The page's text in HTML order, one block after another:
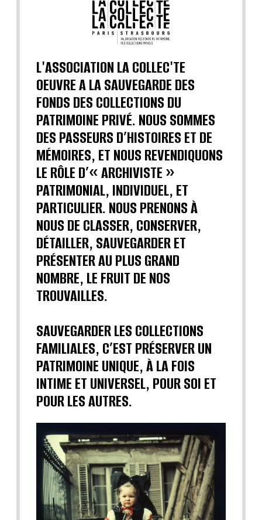
L'ASSOCIATION LA COLLEC'TE
OEUVRE A LA SAUVEGARDE DES
FONDS DES COLLECTIONS DU
PATRIMOINE PRIVÉ. NOUS SOMMES
DES PASSEURS D’HISTOIRES ET DE
MÉMOIRES, ET NOUS REVENDIQUONS
LE RÔLE D’« ARCHIVISTE »
PATRIMONIAL, INDIVIDUEL, ET
PARTICULIER. NOUS PRENONS À
NOUS DE CLASSER, CONSERVER,
DÉTAILLER, SAUVEGARDER ET
PRÉSENTER AU PLUS GRAND
NOMBRE, LE FRUIT DE NOS
TROUVAILLES.
SAUVEGARDER LES COLLECTIONS
FAMILIALES, C’EST PRÉSERVER UN
PATRIMOINE UNIQUE, À LA FOIS
INTIME ET UNIVERSEL, POUR SOI ET
POUR LES AUTRES.